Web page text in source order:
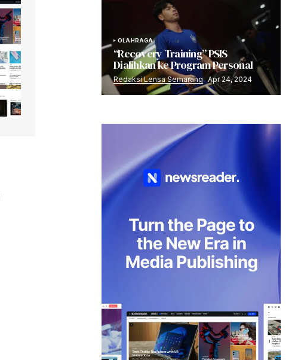
OLAHRAGA
“Recovery Training” PSIS
Dialihkan ke Program Personal
Redaksi Lensa Semarang Apr 24, 2024